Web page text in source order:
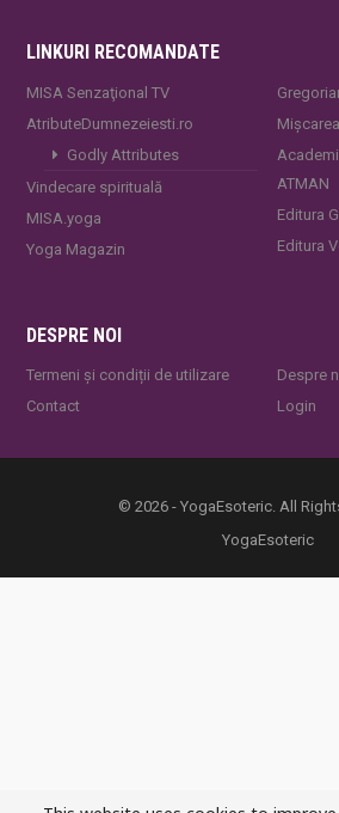
LINKURI RECOMANDATE
MISA Senzaţional TV
AtributeDumnezeiesti.ro
Godly Attributes
Vindecare spirituală
MISA.yoga
Yoga Magazin
ATMAN
Editura
Editura
DESPRE NOI
Termeni și condiții de utilizare
Contact
Despre
Login
© 2026 - YogaEsoteric. All
YogaEsoteric